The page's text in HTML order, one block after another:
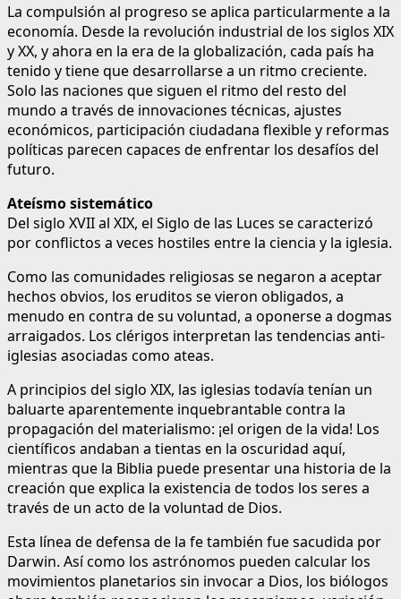
La compulsión al progreso se aplica particularmente a la
economía. Desde la revolución industrial de los siglos XIX
y XX, y ahora en la era de la globalización, cada país ha
tenido y tiene que desarrollarse a un ritmo creciente.
Solo las naciones que siguen el ritmo del resto del
mundo a través de innovaciones técnicas, ajustes
económicos, participación ciudadana flexible y reformas
políticas parecen capaces de enfrentar los desafíos del
futuro.
Ateísmo sistemático
Del siglo XVII al XIX, el Siglo de las Luces se caracterizó
por conflictos a veces hostiles entre la ciencia y la iglesia.
Como las comunidades religiosas se negaron a aceptar
hechos obvios, los eruditos se vieron obligados, a
menudo en contra de su voluntad, a oponerse a dogmas
arraigados. Los clérigos interpretan las tendencias anti-
iglesias asociadas como ateas.
A principios del siglo XIX, las iglesias todavía tenían un
baluarte aparentemente inquebrantable contra la
propagación del materialismo: ¡el origen de la vida! Los
científicos andaban a tientas en la oscuridad aquí,
mientras que la Biblia puede presentar una historia de la
creación que explica la existencia de todos los seres a
través de un acto de la voluntad de Dios.
Esta línea de defensa de la fe también fue sacudida por
Darwin. Así como los astrónomos pueden calcular los
movimientos planetarios sin invocar a Dios, los biólogos